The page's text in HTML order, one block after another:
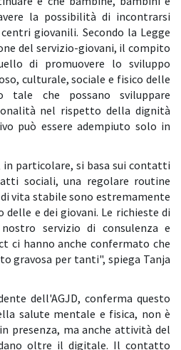
la possibilità di incontrarsi
giovanili. Secondo la Legge
del servizio-giovani, il compito
di promuovere lo sviluppo
culturale, sociale e fisico delle
che possano sviluppare
nel rispetto della dignità
può essere adempiuto solo in
particolare, si basa sui contatti
sociali, una regolare routine
vita stabile sono estremamente
e dei giovani. Le richieste di
servizio di consulenza e
ci hanno anche confermato che
gravosa per tanti", spiega Tanja
dell'AGJD, conferma questo
salute mentale e fisica, non è
presenza, ma anche attività del
oltre il digitale. Il contatto